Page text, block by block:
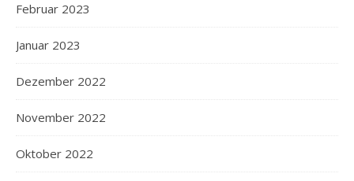
Februar 2023
Januar 2023
Dezember 2022
November 2022
Oktober 2022